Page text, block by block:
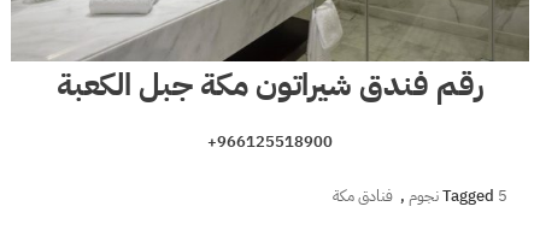
رقم فندق شيراتون مكة جبل الكعبة
+966125518900
Tagged 5 نجوم , فنادق مكة